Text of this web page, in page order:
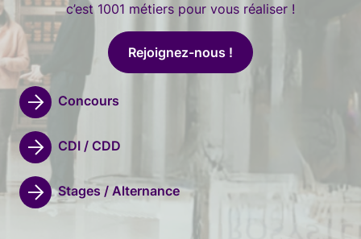
c’est 1001 métiers pour vous réaliser !
Rejoignez-nous !
Concours
CDI / CDD
Stages / Alternance